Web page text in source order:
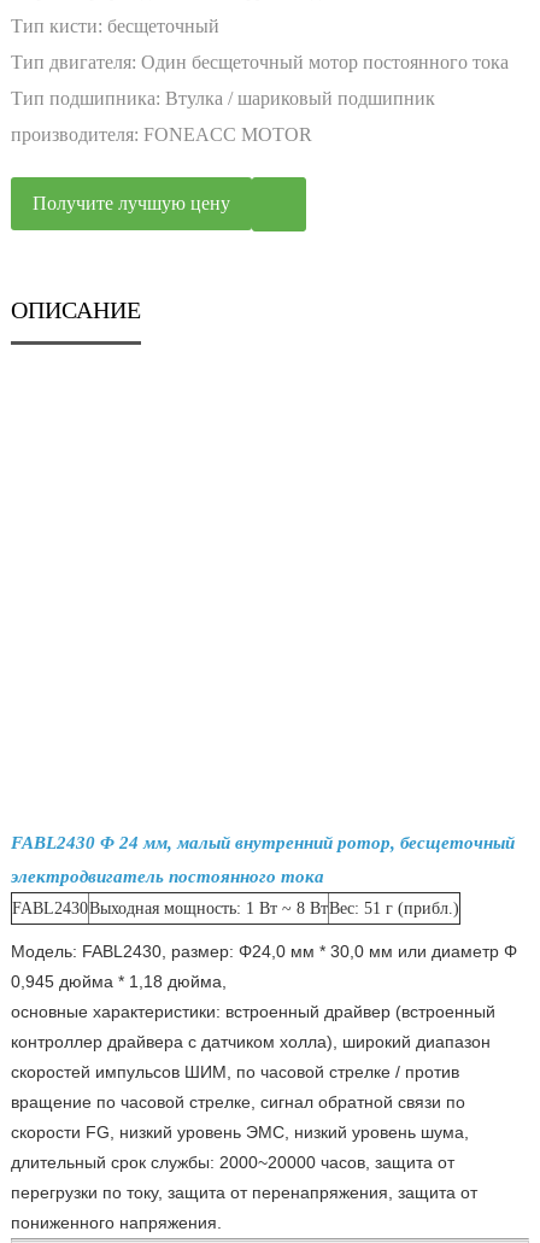
Тип кисти: бесщеточный
Тип двигателя: Один бесщеточный мотор постоянного тока
Тип подшипника: Втулка / шариковый подшипник
производителя: FONEACC MOTOR
Получите лучшую цену
ОПИСАНИЕ
FABL2430 Φ 24 мм, малый внутренний ротор, бесщеточный
электродвигатель постоянного тока
FABL2430Выходная мощность: 1 Вт ~ 8 ВтВес: 51 г (прибл.)
Модель: FABL2430, размер: Φ24,0 мм * 30,0 мм или диаметр Φ
0,945 дюйма * 1,18 дюйма,
основные характеристики: встроенный драйвер (встроенный
контроллер драйвера с датчиком холла), широкий диапазон
скоростей импульсов ШИМ, по часовой стрелке / против
вращение по часовой стрелке, сигнал обратной связи по
скорости FG, низкий уровень ЭМС, низкий уровень шума,
длительный срок службы: 2000~20000 часов, защита от
перегрузки по току, защита от перенапряжения, защита от
пониженного напряжения.